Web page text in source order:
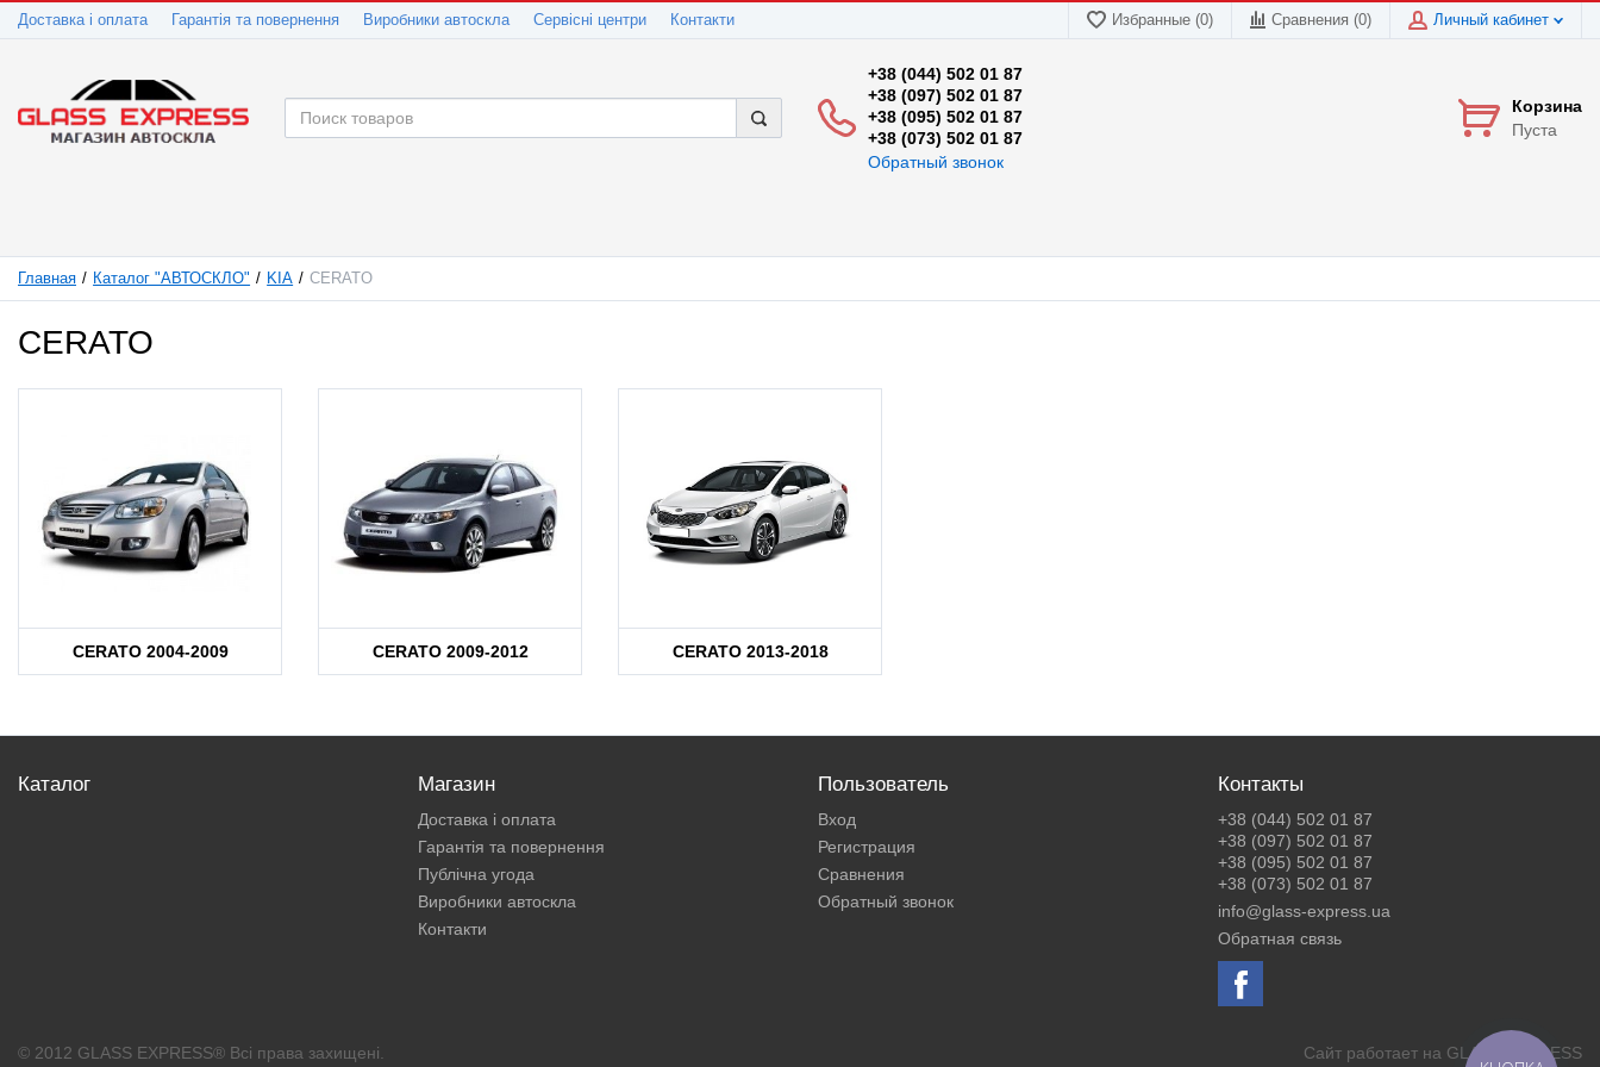
Доставка і оплата Гарантія та повернення Виробники автоскла Сервісні центри Контакти Избранные (0) Сравнения (0) Личный кабинет
+38 (044) 502 01 87
+38 (097) 502 01 87
+38 (095) 502 01 87
+38 (073) 502 01 87
Обратный звонок
Корзина
Пуста
Главная Каталог "АВТОСКЛО" KIA CERATO
CERATO
CERATO 2004-2009 CERATO 2009-2012 CERATO 2013-2018
Каталог Магазин
Доставка і оплата
Гарантія та повернення
Публічна угода
Виробники автоскла
Контакти
Пользователь
Вход
Регистрация
Сравнения
Обратный звонок
Контакты
+38 (044) 502 01 87
+38 (097) 502 01 87
+38 (095) 502 01 87
+38 (073) 502 01 87
info@glass-express.ua
Обратная связь
© 2012 GLASS EXPRESS® Всі права захищені. Сайт работает на GLASS EXPRESS